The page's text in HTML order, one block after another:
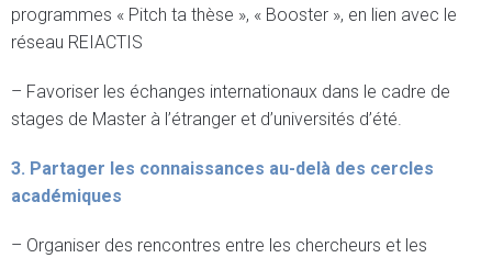
programmes « Pitch ta thèse », « Booster », en lien avec le
réseau REIACTIS
– Favoriser les échanges internationaux dans le cadre de
stages de Master à l’étranger et d’universités d’été.
3. Partager les connaissances au-delà des cercles
académiques
– Organiser des rencontres entre les chercheurs et les